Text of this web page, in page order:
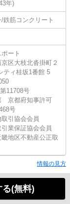
年)
鉄筋コンクリート
ート
区大枝北沓掛町２
ティ桂坂1番館 5
11708号
京都府知事許可
号
引協会会員
業保証協会会員
地区不動産公正取
情報の見方
(無料)